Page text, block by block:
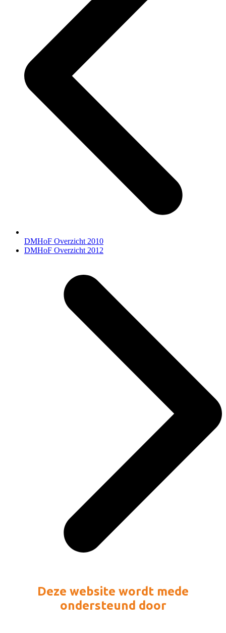
DMHoF Overzicht 2010
next
DMHoF Overzicht 2012
Deze website wordt mede
ondersteund door